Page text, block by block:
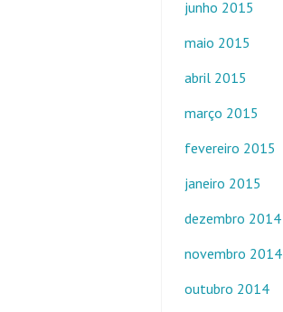
junho 2015
maio 2015
abril 2015
março 2015
fevereiro 2015
janeiro 2015
dezembro 2014
novembro 2014
outubro 2014